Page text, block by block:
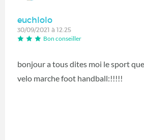
euchlolo
30/09/2021 à 12:25
Bon conseiller
bonjour a tous dites moi le sport
velo marche foot handball:!!!!!